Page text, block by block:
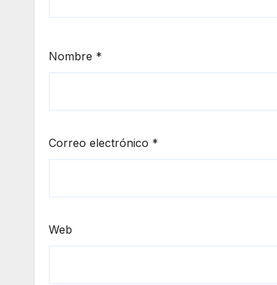
Nombre *
Correo electrónico *
Web